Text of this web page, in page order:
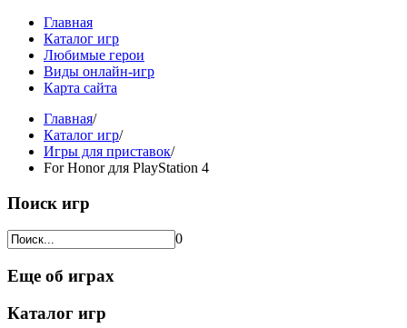
Главная
Каталог игр
Любимые герои
Виды онлайн-игр
Карта сайта
Главная/
Каталог игр/
Игры для приставок/
For Honor для PlayStation 4
Поиск игр
0
Еще об играх
Каталог игр